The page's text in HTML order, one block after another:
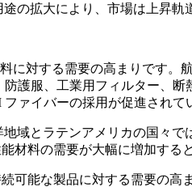
の拡大により、市場は上昇軌
対する需要の高まりです。
護服、工業用フィルター、
ァイバーの採用が促進されて
域とラテンアメリカの国々
材料の需要が大幅に増加する
可能な製品に対する需要の高